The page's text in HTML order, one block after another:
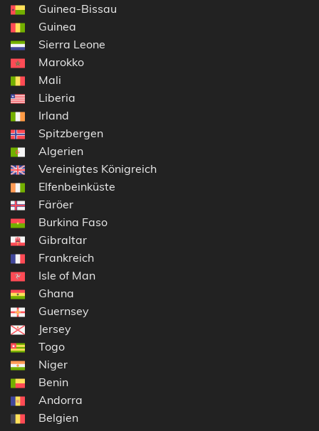
Guinea-Bissau
Guinea
Sierra Leone
Marokko
Mali
Liberia
Irland
Spitzbergen
Algerien
Vereinigtes Königreich
Elfenbeinküste
Färöer
Burkina Faso
Gibraltar
Frankreich
Isle of Man
Ghana
Guernsey
Jersey
Togo
Niger
Benin
Andorra
Belgien